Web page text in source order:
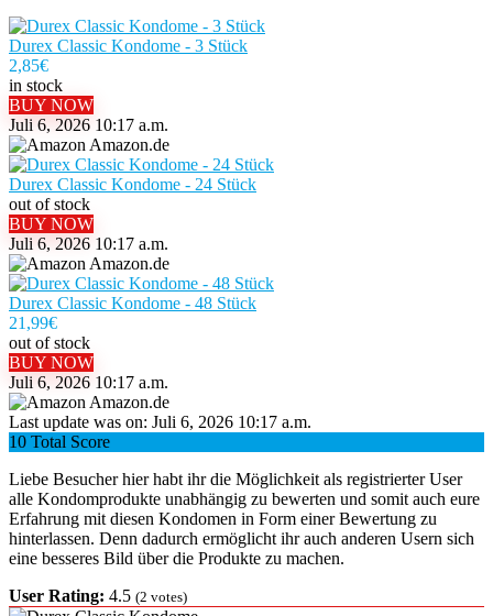
Durex Classic Kondome - 3 Stück
2,85€
in stock
BUY NOW
Juli 6, 2026 10:17 a.m.
Amazon.de
Durex Classic Kondome - 24 Stück
out of stock
BUY NOW
Juli 6, 2026 10:17 a.m.
Amazon.de
Durex Classic Kondome - 48 Stück
21,99€
out of stock
BUY NOW
Juli 6, 2026 10:17 a.m.
Amazon.de
Last update was on: Juli 6, 2026 10:17 a.m.
10 Total Score
Liebe Besucher hier habt ihr die Möglichkeit als registrierter User
alle Kondomprodukte unabhängig zu bewerten und somit auch eure
Erfahrung mit diesen Kondomen in Form einer Bewertung zu
hinterlassen. Denn dadurch ermöglicht ihr auch anderen Usern sich
eine besseres Bild über die Produkte zu machen.
User Rating: 4.5 (2 votes)